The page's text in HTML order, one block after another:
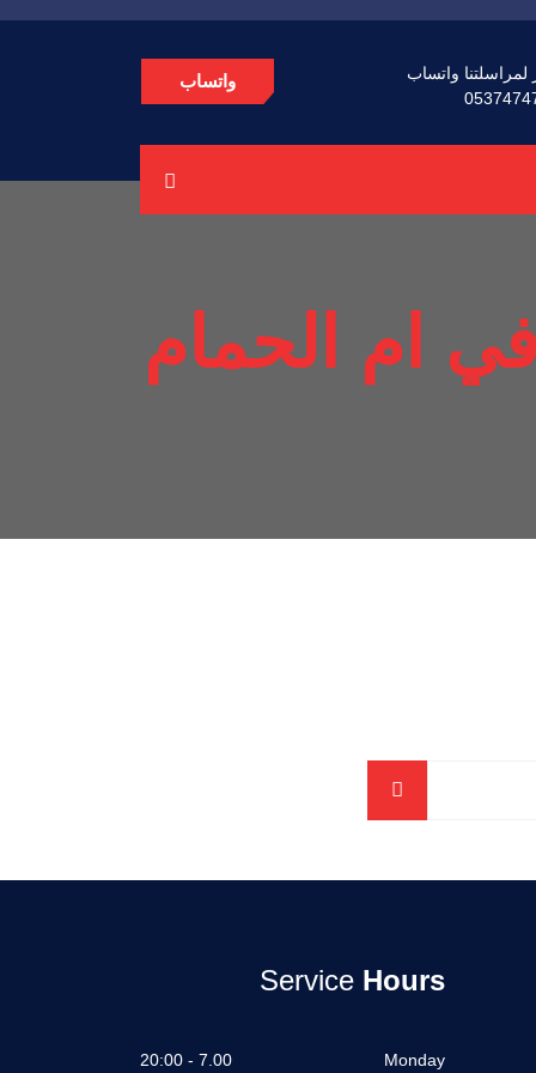
لمراسلتنا واتساب
واتساب
ام الحمام
Service Hours
Monday
7.00 - 20:00